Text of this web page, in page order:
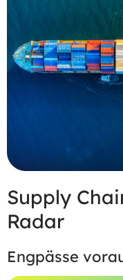
Supply
Radar
Engpässe